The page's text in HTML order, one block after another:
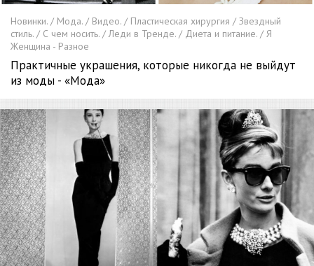
Новинки. / Мода. / Видео. / Пластическая хирургия / Звездный
стиль. / С чем носить. / Леди в Тренде. / Диета и питание. / Я
Женщина - Разное
Практичные украшения, которые никогда не выйдут
из моды - «Мода»